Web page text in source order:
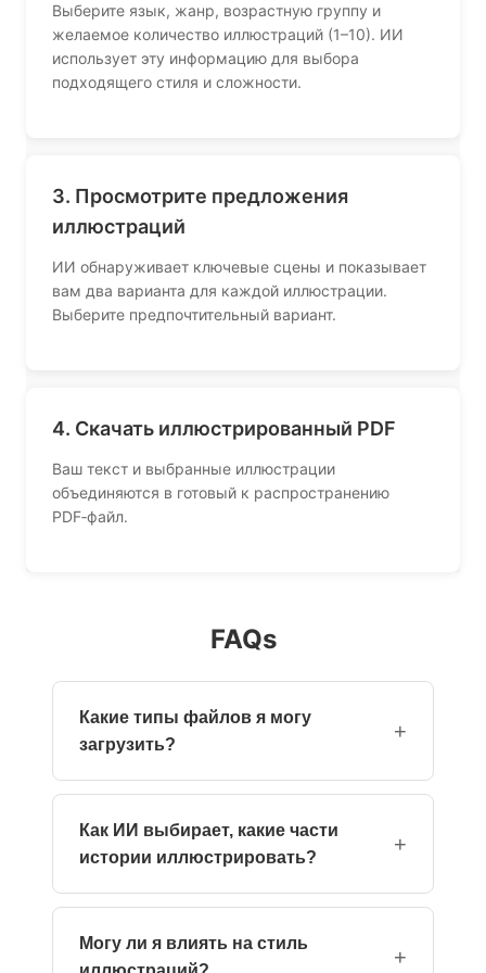
Выберите язык, жанр, возрастную группу и
желаемое количество иллюстраций (1–10). ИИ
использует эту информацию для выбора
подходящего стиля и сложности.
3. Просмотрите предложения
иллюстраций
ИИ обнаруживает ключевые сцены и показывает
вам два варианта для каждой иллюстрации.
Выберите предпочтительный вариант.
4. Скачать иллюстрированный PDF
Ваш текст и выбранные иллюстрации
объединяются в готовый к распространению
PDF‑файл.
FAQs
Какие типы файлов я могу
загрузить?
+
Вы можете загружать файлы в форматах
автоматически обрабатывает их без
необходимости ручного конвертирования.
Как ИИ выбирает, какие части
истории иллюстрировать?
+
ИИ сканирует ваш текст на предмет
важных событий, чтобы найти наиболее
Могу ли я влиять на стиль
+